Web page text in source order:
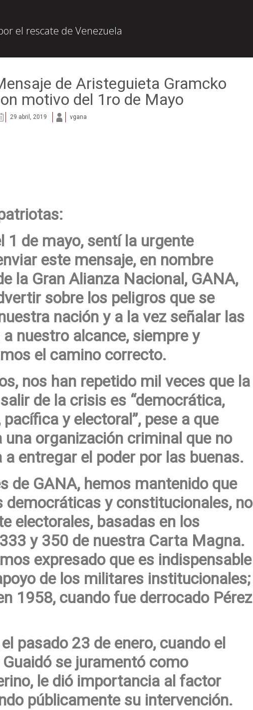
el rescate de Venezuela
de Aristeguieta Gramcko
motivo del 1ro de Mayo
29 abril, 2019 vgana
1 de mayo, sentí la urgente
este mensaje, en nombre
la Gran Alianza Nacional, GANA,
sobre los peligros que se
nación y a la vez señalar las
nuestro alcance, siempre y
el camino correcto.
nos han repetido mil veces que la
de la crisis es “democrática,
y electoral”, pese a que
organización criminal que no
entregar el poder por las buenas.
de GANA, hemos mantenido que
democráticas y constitucionales, no
electorales, basadas en los
y 350 de nuestra Carta Magna.
expresado que es indispensable
de los militares institucionales;
1958, cuando fue derrocado Pérez
pasado 23 de enero, cuando el
se juramentó como
le dió importancia al factor
públicamente su intervención.